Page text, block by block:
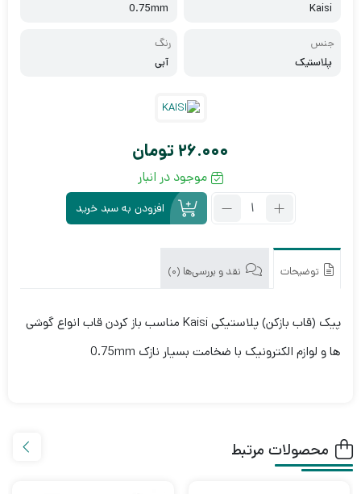
Kaisi
0.75mm
جنس
پلاستیک
رنگ
آبی
26.000 تومان
موجود در انبار
تعداد:
پلاستیکی
افزودن به سبد خرید
توضیحات نقد و بررسی‌ها (0)
پیک (قاب بازکن) پلاستیکی Kaisi مناسب باز کردن قاب انواع گوشی
ها و لوازم الکترونیک با ضخامت بسیار نازک 0.75mm
محصولات مرتبط